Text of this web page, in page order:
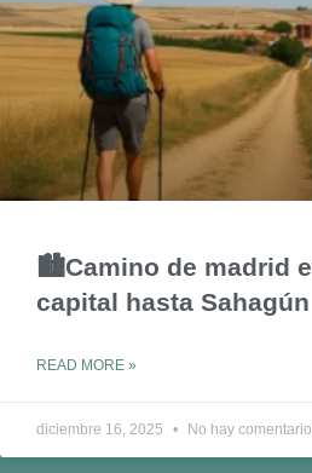
🏙️Camino de madrid
capital hasta Sahagún
READ MORE »
diciembre 16, 2025 No hay